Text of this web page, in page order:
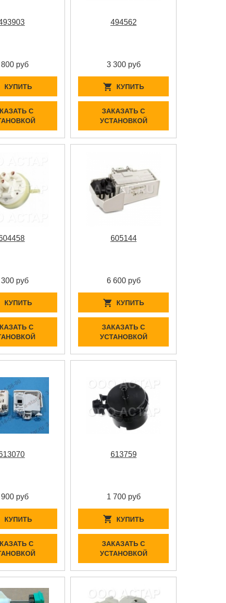
руб
КУПИТЬ
С
494562
3 300 руб
КУПИТЬ
ЗАКАЗАТЬ С
УСТАНОВКОЙ
руб
КУПИТЬ
С
605144
6 600 руб
КУПИТЬ
ЗАКАЗАТЬ С
УСТАНОВКОЙ
900 руб
КУПИТЬ
С
613759
1 700 руб
КУПИТЬ
ЗАКАЗАТЬ С
УСТАНОВКОЙ